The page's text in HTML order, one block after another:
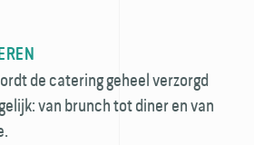
de catering geheel verzorgd
van brunch tot diner en van